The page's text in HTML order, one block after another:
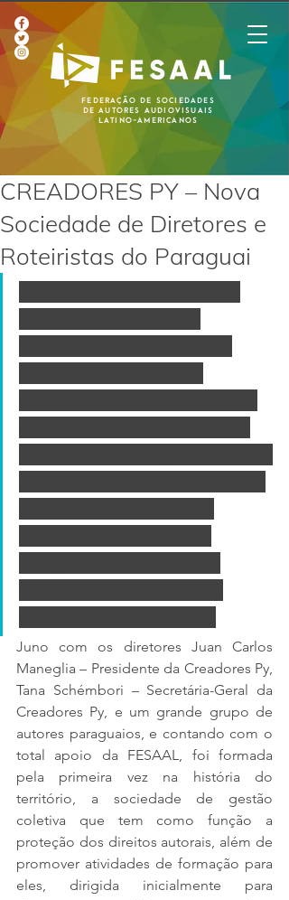
Federação de Sociedades
de Autores Audiovisuais
Latino-Americanos
CREADORES PY – Nova
Sociedade de Diretores e
Roteiristas do Paraguai
Juno com os diretores Juan Carlos
Maneglia – Presidente da Creadores Py,
Tana Schémbori – Secretária-Geral da
Creadores Py, e um grande grupo de
autores paraguaios, e contando com o
total apoio da FESAAL, foi formada
pela primeira vez na história do
território, a sociedade de gestão
coletiva que tem como função a
proteção dos direitos autorais, além de
promover atividades de formação para
eles, dirigida inicialmente para